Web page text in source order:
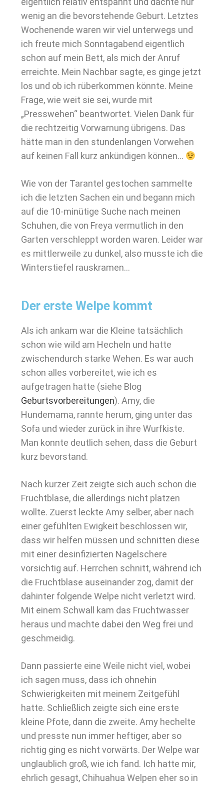
wenig an die bevorstehende Geburt. Letztes
Wochenende waren wir viel unterwegs und
ich freute mich Sonntagabend eigentlich
schon auf mein Bett, als mich der Anruf
erreichte. Mein Nachbar sagte, es ginge jetzt
los und ob ich rüberkommen könnte. Meine
Frage, wie weit sie sei, wurde mit
„Presswehen“ beantwortet. Vielen Dank für
die rechtzeitig Vorwarnung übrigens. Das
hätte man in den stundenlangen Vorwehen
auf keinen Fall kurz ankündigen können…
Wie von der Tarantel gestochen sammelte
ich die letzten Sachen ein und begann mich
auf die 10-minütige Suche nach meinen
Schuhen, die von Freya vermutlich in den
Garten verschleppt worden waren. Leider war
es mittlerweile zu dunkel, also musste ich die
Winterstiefel rauskramen…
Der erste Welpe kommt
Als ich ankam war die Kleine tatsächlich
schon wie wild am Hecheln und hatte
zwischendurch starke Wehen. Es war auch
schon alles vorbereitet, wie ich es
aufgetragen hatte (siehe Blog
Geburtsvorbereitungen). Amy, die
Hundemama, rannte herum, ging unter das
Sofa und wieder zurück in ihre Wurfkiste.
Man konnte deutlich sehen, dass die Geburt
kurz bevorstand.
Nach kurzer Zeit zeigte sich auch schon die
Fruchtblase, die allerdings nicht platzen
wollte. Zuerst leckte Amy selber, aber nach
einer gefühlten Ewigkeit beschlossen wir,
dass wir helfen müssen und schnitten diese
mit einer desinfizierten Nagelschere
vorsichtig auf. Herrchen schnitt, während ich
die Fruchtblase auseinander zog, damit der
dahinter folgende Welpe nicht verletzt wird.
Mit einem Schwall kam das Fruchtwasser
heraus und machte dabei den Weg frei und
geschmeidig.
Dann passierte eine Weile nicht viel, wobei
ich sagen muss, dass ich ohnehin
Schwierigkeiten mit meinem Zeitgefühl
hatte. Schließlich zeigte sich eine erste
kleine Pfote, dann die zweite. Amy hechelte
und presste nun immer heftiger, aber so
richtig ging es nicht vorwärts. Der Welpe war
unglaublich groß, wie ich fand. Ich hatte mir,
ehrlich gesagt, Chihuahua Welpen eher so in